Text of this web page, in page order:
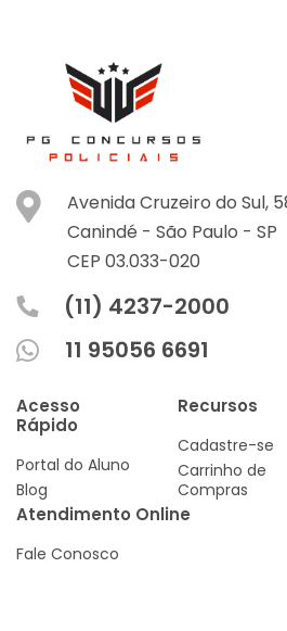
Avenida Cruzeiro do Sul,
Canindé - São Paulo - SP
CEP 03.033-020
(11) 4237-2000
11 95056 6691
Acesso
Rápido
Portal do Aluno
Blog
Recursos
Cadastre-se
Carrinho de
Compras
Atendimento Online
Fale Conosco